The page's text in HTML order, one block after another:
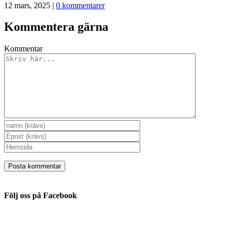
12 mars, 2025 | 0 kommentarer
Kommentera gärna
Kommentar
Följ oss på Facebook